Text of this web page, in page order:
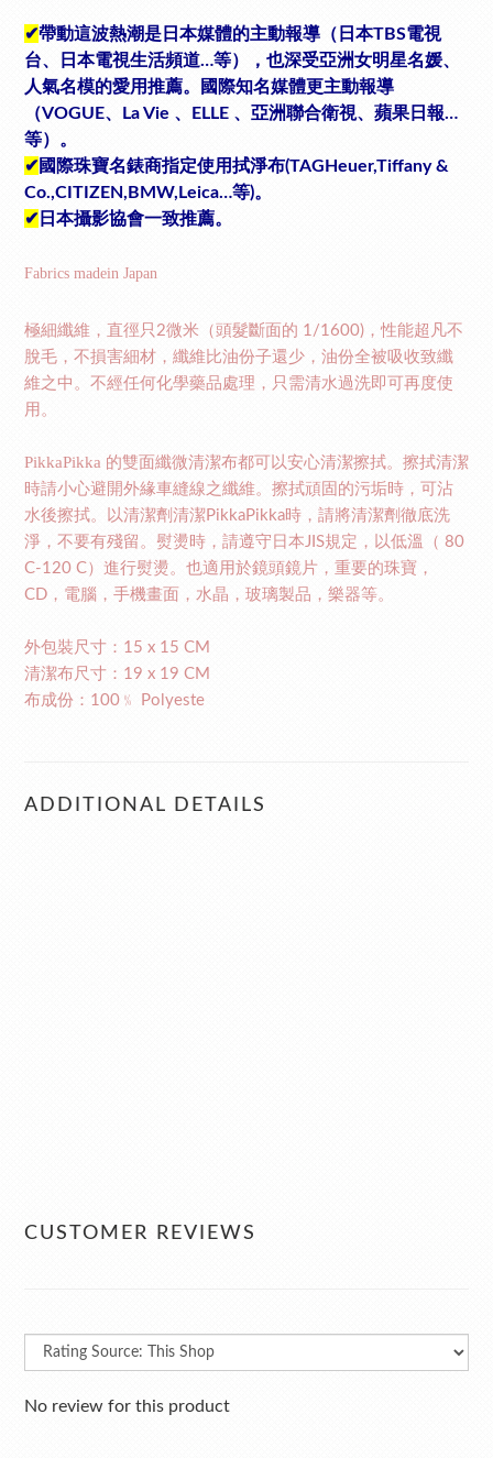
✔帶動這波熱潮是日本媒體的主動報導（日本TBS電視
台、日本電視生活頻道…等），也深受亞洲女明星名媛、
人氣名模的愛用推薦。國際知名媒體更主動報導
（VOGUE、 La Vie 、 ELLE 、亞洲聯合衛視、蘋果日報…
等）。
✔ 國際珠寶名錶商指定使用拭淨布(TAGHeuer,Tiffany &
Co.,CITIZEN,BMW,Leica…等)。
✔ 日本攝影協會一致推薦。
Fabrics madein Japan
極細纖維，直徑只 2微米（頭髮斷面的 1/1600) ，性能超凡不
脫毛，不損害細材，纖維比油份子還少，油份全被吸收致纖
維之中。不經任何化學藥品處理，只需清水過洗即可再度使
用。
PikkaPikka 的雙面纖微清潔布都可以安心清潔擦拭。擦拭清潔
時請小心避開外緣車縫線之纖維。擦拭頑固的污垢時，可沾
水後擦拭。以清潔劑清潔 PikkaPikka時，請將清潔劑徹底洗
淨，不要有殘留。熨燙時，請遵守日本JIS規定，以低溫（ 80
C-120 C）進行熨燙。也適用於鏡頭鏡片，重要的珠寶，
CD ，電腦，手機畫面，水晶，玻璃製品，樂器等。
外包裝尺寸： 15 x 15 CM
清潔布尺寸： 19 x 19 CM
布成份： 100 ﹪ Polyeste
ADDITIONAL DETAILS
CUSTOMER REVIEWS
No review for this product